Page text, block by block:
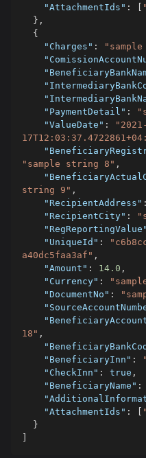
"AttachmentIds" :
} ,
{
"Charges" :
"PaymentDetail" :
"ValueDate" :
"sample string 8" ,
string 9" ,
"RecipientAddress" :
"RecipientCity" :
"RegReportingValue"
"UniqueId" :
a40dc5faa3af" ,
"Amount" : 14.0 ,
"Currency" :
"DocumentNo" :
18" ,
"BeneficiaryInn" :
"CheckInn" : true ,
"BeneficiaryName" :
"AttachmentIds" :
}